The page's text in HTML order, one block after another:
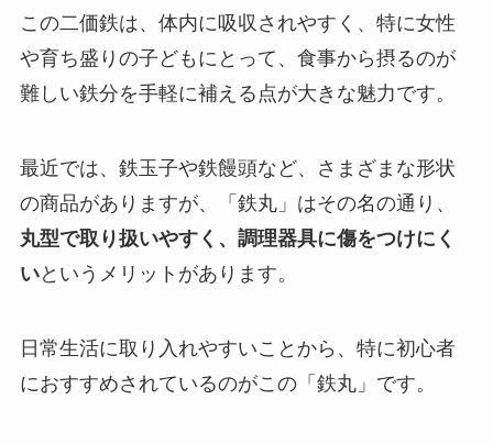
この二価鉄は、体内に吸収されやすく、特に女性
や育ち盛りの子どもにとって、食事から摂るのが
難しい鉄分を手軽に補える点が大きな魅力です。
最近では、鉄玉子や鉄饅頭など、さまざまな形状
の商品がありますが、「鉄丸」はその名の通り、
丸型で取り扱いやすく、調理器具に傷をつけにく
いというメリットがあります。
日常生活に取り入れやすいことから、特に初心者
におすすめされているのがこの「鉄丸」です。